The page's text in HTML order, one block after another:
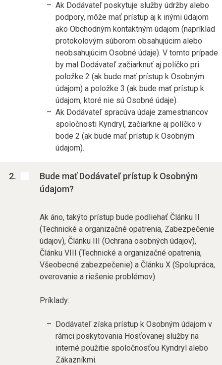
Ak Dodávateľ poskytuje služby údržby alebo
podpory, môže mať prístup aj k inými údajom
ako Obchodným kontaktným údajom (napríklad
protokolovým súborom obsahujúcim alebo
neobsahujúcim Osobné údaje). V tomto prípade
by mal Dodávateľ začiarknuť aj políčko pri
položke 2 (ak bude mať prístup k Osobným
údajom) a položke 3 (ak bude mať prístup k
údajom, ktoré nie sú Osobné údaje).
Ak Dodávateľ spracúva údaje zamestnancov
spoločnosti Kyndryl, začiarkne aj políčko v
bode 2 (ak bude mať prístup k Osobným
údajom).
Bude mať Dodávateľ prístup k Osobným
údajom?
Ak áno, takýto prístup bude podliehať Článku II
(Technické a organizačné opatrenia, Zabezpečenie
údajov), Článku III (Ochrana osobných údajov),
Článku VIII (Technické a organizačné opatrenia,
Všeobecné zabezpečenie) a Článku X (Spolupráca,
overovanie a riešenie problémov).
Príklady:
Dodávateľ získa prístup k Osobným údajom v
rámci poskytovania Hosťovanej služby na
interné použitie spoločnosťou Kyndryl alebo
Zákazníkmi.